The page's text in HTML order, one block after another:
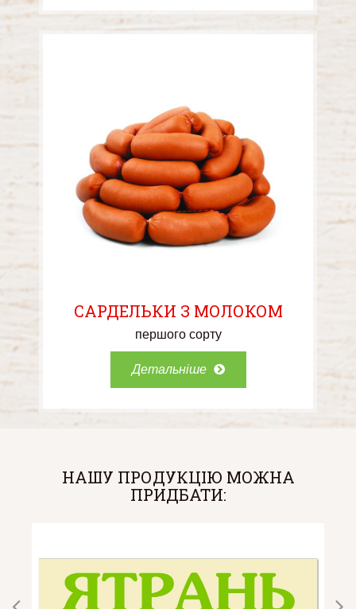
САРДЕЛЬКИ З МОЛОКОМ
першого сорту
Детальніше
НАШУ ПРОДУКЦІЮ МОЖНА
ПРИДБАТИ: